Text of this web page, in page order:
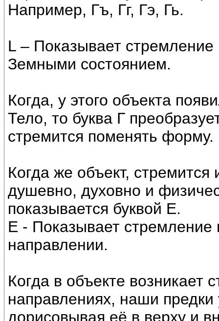
Например, Гъ, Гг, Гэ, Гь.
L – Показывает
Земными состоянием.
Когда, у этого объекта
Тело, то буква Г
стремится поменять форму.
Когда же объект,
душевно, духовно и
показывается буквой Е.
Е - Показывает стремление
направлении.
Когда в объекте возникает
направлениях, наши
дорисовывая её в верху и